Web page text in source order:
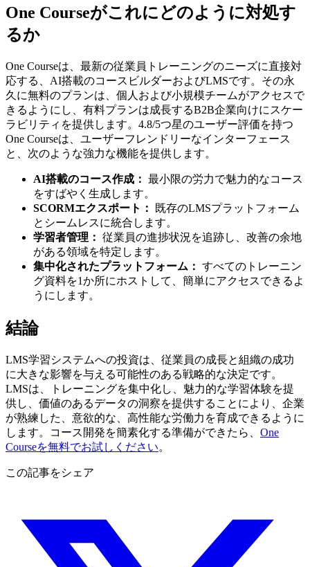
One Courseがこれにどのように対処す
るか
One Courseは、最新の従業員トレーニングのニーズに直接対
応する、AI搭載のコースビルダーおよびLMSです。その永
久に無料のプランは、個人および小規模チームがアクセスで
きるようにし、有料プランは成長するB2B企業向けにスケー
ラビリティを提供します。4.8/5つ星のユーザー評価を持つ
One Courseは、ユーザーフレンドリーなインターフェース
と、次のような強力な機能を提供します。
AI搭載のコース作成： 最小限の労力で魅力的なコース
をすばやく生成します。
SCORMエクスポート：
既存のLMSプラットフォーム
とシームレスに統合します。
学習者管理： 従業員の進捗状況を追跡し、改善の余地
がある領域を特定します。
集中化されたプラットフォーム： すべてのトレーニン
グ資料を1か所にホストして、簡単にアクセスできるよ
うにします。
結論
LMS学習システムへの投資は、従業員の成長と組織の成功
に大きな影響を与える可能性のある戦略的な決定です。
LMSは、トレーニングを集中化し、魅力的な学習体験を提
供し、価値のあるデータの洞察を提供することにより、企業
が熟練した、意欲的な、高性能な労働力を育成できるように
します。コース開発を簡素化する準備ができたら、 One
Courseを無料でお試しください。
この記事をシェア